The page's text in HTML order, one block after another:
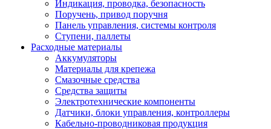
Индикация, проводка, безопасность
Поручень, привод поручня
Панель управления, системы контроля
Ступени, паллеты
Расходные материалы
Аккумуляторы
Материалы для крепежа
Смазочные средства
Средства защиты
Электротехнические компоненты
Датчики, блоки управления, контроллеры
Кабельно-проводниковая продукция